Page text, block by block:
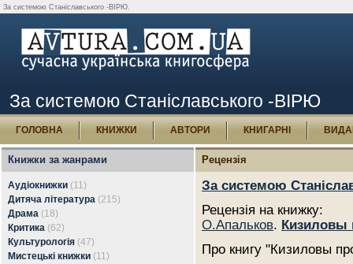
За системою Станіславського -ВІРЮ.
За системою Станіславського -ВІРЮ
ГОЛОВНА КНИЖКИ АВТОРИ КНИГАРНІ
Книжки за жанрами
Аудіокнижки (11)
Дитяча література (215)
Драма (18)
Критика (62)
Культурологія (47)
Мистецькі книжки (11)
Рецензія
За системою
Рецензія на книжку:
О.Апальков. Кизиловы
Про книгу "Кизиловы